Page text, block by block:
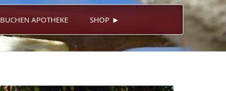
BUCHEN APOTHEKE SHOP ▸